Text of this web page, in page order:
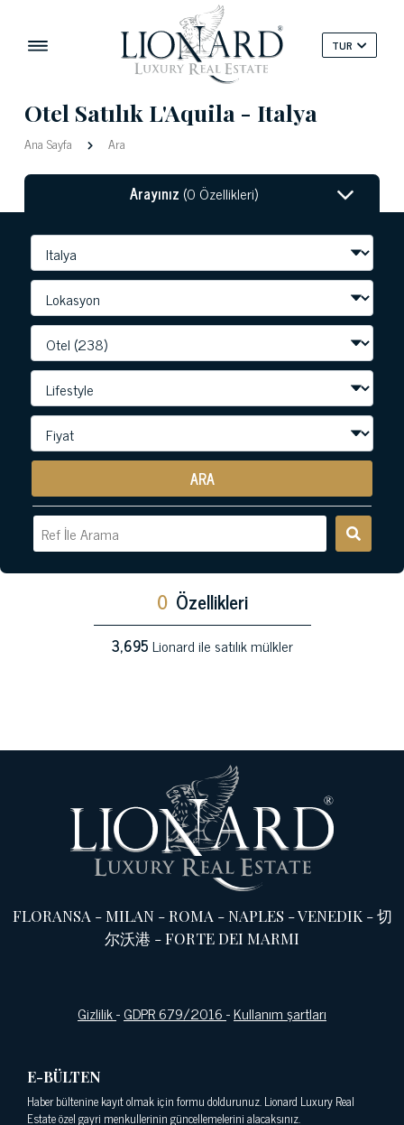
TUR
Otel Satılık L'Aquila - Italya
Ana Sayfa Ara
Arayınız (0 Özellikleri)
ARA
0 Özellikleri
3,695Lionard ile satılık mülkler
FLORANSA -MILAN-ROMA -NAPLES -VENEDIK-切
尔沃港 -FORTE DEI MARMI
Gizlilik-GDPR 679/2016-Kullanım şartları
E-BÜLTEN
Haber bültenine kayıt olmak için formu doldurunuz. Lionard Luxury Real
Estate özel gayri menkullerinin güncellemelerini alacaksınız.